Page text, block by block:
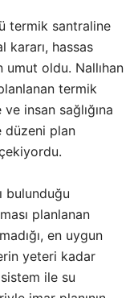
termik santraline
kararı, hassas
oldu. Nallıhan
termik
insan sağlığına
düzeni plan
bulunduğu
planlanan
en uygun
yeteri kadar
ile su